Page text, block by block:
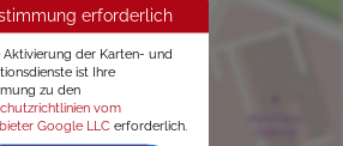
erforderlich
Aktivierung der Karten- und
ist Ihre
zu den
vom
Google LLC erforderlich.